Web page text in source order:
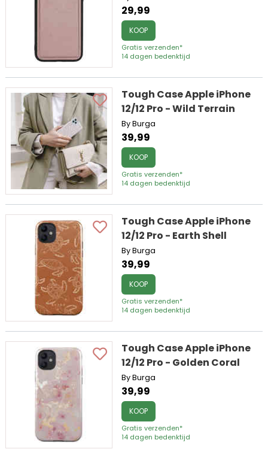
29,99
KOOP
Gratis verzenden*
14 dagen bedenktijd
Tough Case Apple iPhone
12/12 Pro - Wild Terrain
By Burga
39,99
KOOP
Gratis verzenden*
14 dagen bedenktijd
Tough Case Apple iPhone
12/12 Pro - Earth Shell
By Burga
39,99
KOOP
Gratis verzenden*
14 dagen bedenktijd
Tough Case Apple iPhone
12/12 Pro - Golden Coral
By Burga
39,99
KOOP
Gratis verzenden*
14 dagen bedenktijd